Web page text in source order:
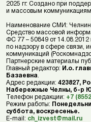
2025 гг. Создано при
и массовым
Наименование СМИ:
Средство массовой
ФС 77 – 50849 от 14.08.2012
по надзору в сфере связи,
коммуникаций
Партнерские материалы
Главный редактор: И.о.
Базаевна
Адрес редакции: 423827,
Набережные Челны, б-р
Телефон редакции: +7
Режим работы:
суббота, воскресенье.
E-mail: ch_izvest@mail.ru